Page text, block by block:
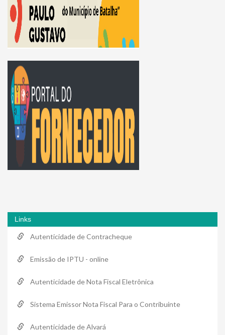
Links
Autenticidade de Contracheque
Emissão de IPTU - online
Autenticidade de Nota Fiscal Eletrônica
Sistema Emissor Nota Fiscal Para o Contribuinte
Autenticidade de Alvará